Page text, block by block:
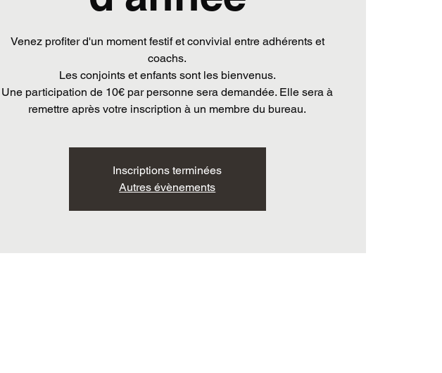
Venez profiter d'un moment festif et convivial entre adhérents et
coachs.
Les conjoints et enfants sont les bienvenus.
Une participation de 10€ par personne sera demandée. Elle sera à
Inscriptions terminées
Autres évènements